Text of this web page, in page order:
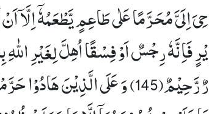
اِلَیَّ مُحَرَّمًا عَلٰى طَاعِمٍ یَّطْعَمُهٗۤ اِلَّاۤ
فَاِنَّهٗ رِجْسٌ اَوْ فِسْقًا اُهِلَّ لِغَیْرِ
وَ عَلَى الَّذِیْنَ هَادُوْا